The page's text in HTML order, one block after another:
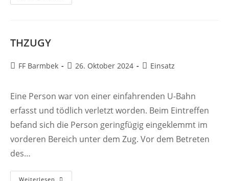
THZUGY
Beitrags-
FF Barmbek
Beitrag
26. Oktober 2024
Beitrags-
Einsatz
Eine Person war von einer einfahrenden U-Bahn
erfasst und tödlich verletzt worden. Beim Eintreffen
befand sich die Person geringfügig eingeklemmt im
vorderen Bereich unter dem Zug. Vor dem Betreten
des…
Weiterlesen